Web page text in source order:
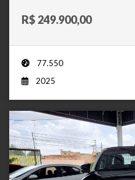
R$ 249.900,00
77.550
2025